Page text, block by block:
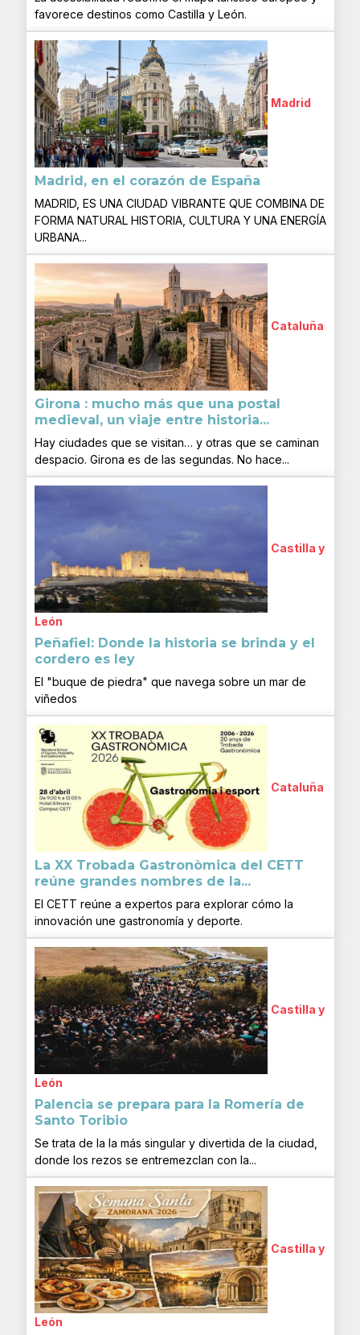
favorece destinos como Castilla y León.
Madrid
Madrid, en el corazón de España
MADRID, ES UNA CIUDAD VIBRANTE QUE COMBINA DE
FORMA NATURAL HISTORIA, CULTURA Y UNA ENERGÍA
URBANA...
Cataluña
Girona : mucho más que una postal
medieval, un viaje entre historia...
Hay ciudades que se visitan… y otras que se caminan
despacio. Girona es de las segundas. No hace...
Castilla y
León
Peñafiel: Donde la historia se brinda y el
cordero es ley
El "buque de piedra" que navega sobre un mar de
viñedos
Cataluña
La XX Trobada Gastronòmica del CETT
reúne grandes nombres de la...
El CETT reúne a expertos para explorar cómo la
innovación une gastronomía y deporte.
Castilla y
León
Palencia se prepara para la Romería de
Santo Toribio
Se trata de la la más singular y divertida de la ciudad,
donde los rezos se entremezclan con la...
Castilla y
León